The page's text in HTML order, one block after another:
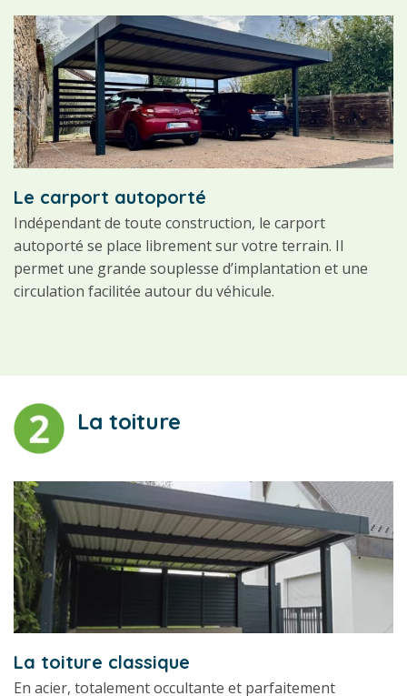
Le carport autoporté
Indépendant de toute construction, le carport
autoporté se place librement sur votre terrain. Il
permet une grande souplesse d’implantation et une
circulation facilitée autour du véhicule.
La toiture
La toiture classique
En acier, totalement occultante et parfaitement